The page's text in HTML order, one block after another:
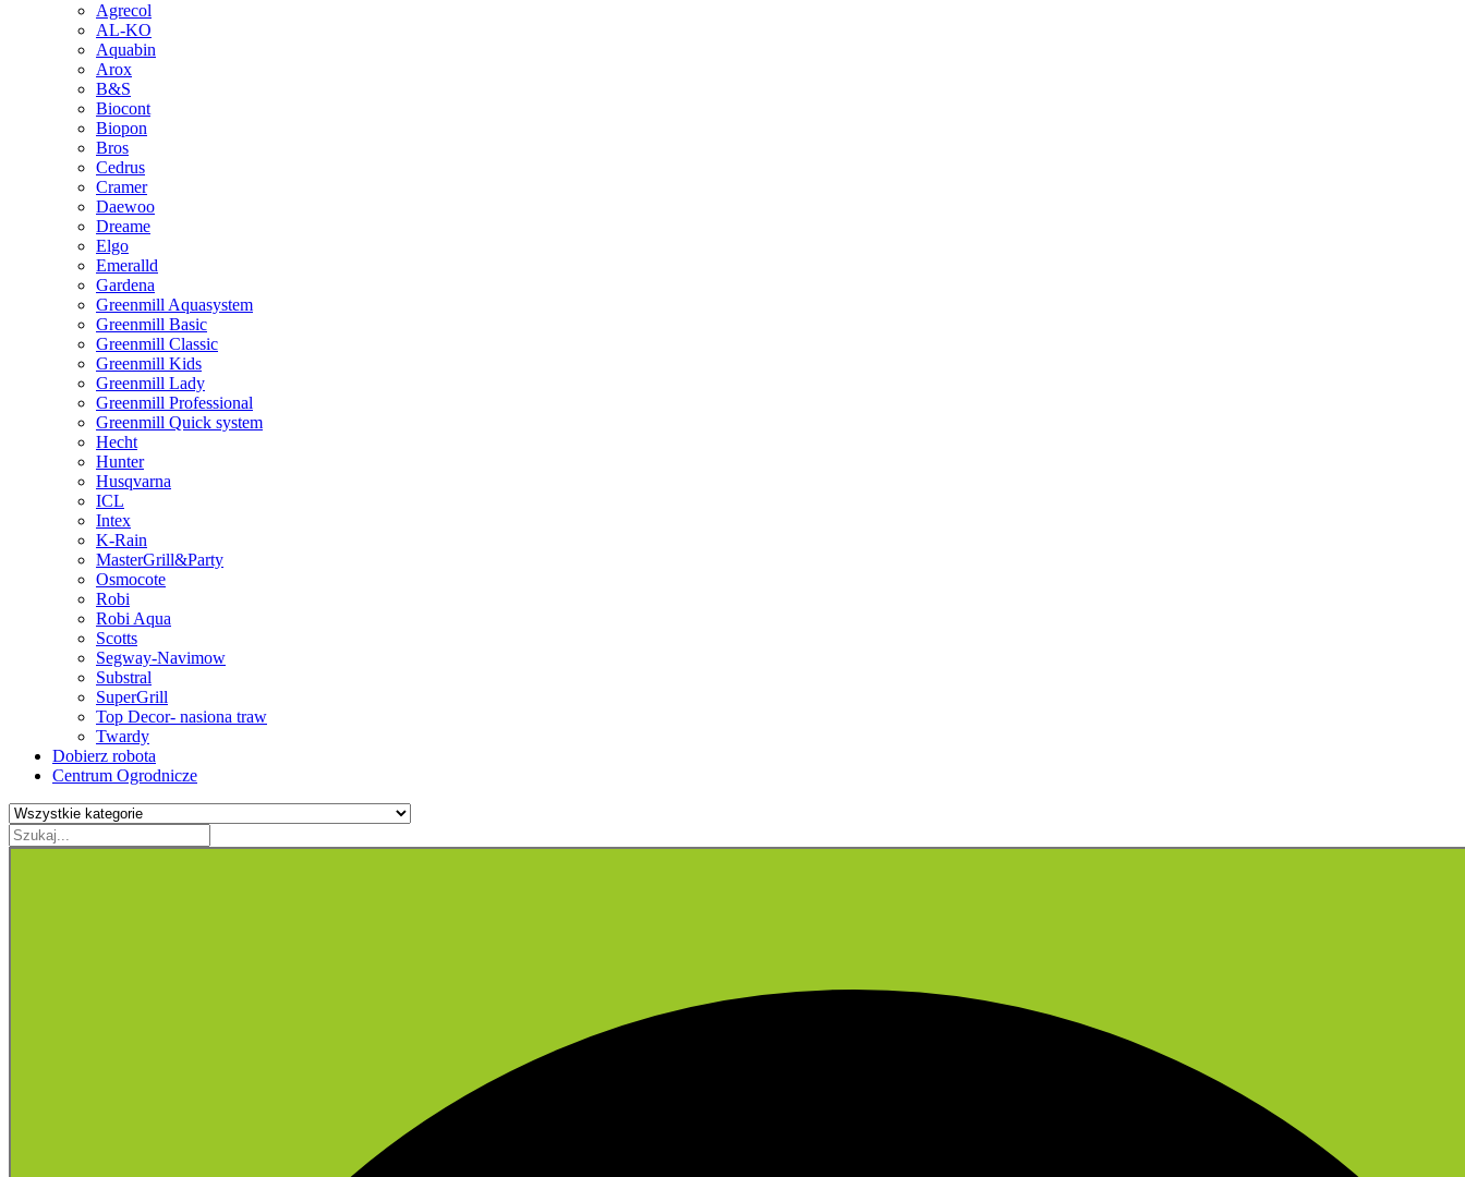
Agrecol
AL-KO
Aquabin
Arox
B&S
Biocont
Biopon
Bros
Cedrus
Cramer
Daewoo
Dreame
Elgo
Emeralld
Gardena
Greenmill Aquasystem
Greenmill Basic
Greenmill Classic
Greenmill Kids
Greenmill Lady
Greenmill Professional
Greenmill Quick system
Hecht
Hunter
Husqvarna
ICL
Intex
K-Rain
MasterGrill&Party
Osmocote
Robi
Robi Aqua
Scotts
Segway-Navimow
Substral
SuperGrill
Top Decor- nasiona traw
Twardy
Dobierz robota
Centrum Ogrodnicze